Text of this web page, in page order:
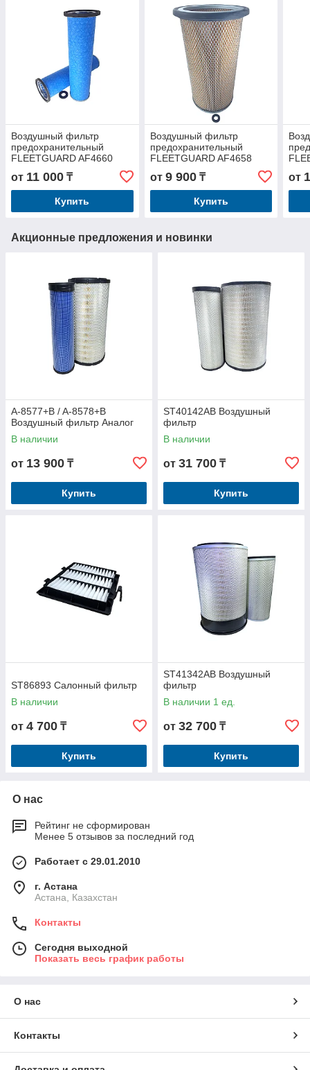
Воздушный фильтр
предохранительный
FLEETGUARD AF4660
от 11 000 ₸
Купить
Воздушный фильтр
предохранительный
FLEETGUARD AF4658
от 9 900₸
Купить
от
Акционные предложения и новинки
A-8577+B / A-8578+B
Воздушный фильтр Аналог
В наличии
от 13 900 ₸
Купить
ST40142AB Воздушный
фильтр
В наличии
от 31 700 ₸
Купить
ST86893 Салонный фильтр
В наличии
от 4 700 ₸
Купить
ST41342AB Воздушный
фильтр
В наличии 1 ед.
от 32 700 ₸
Купить
О нас
Рейтинг не сформирован
Менее 5 отзывов за последний год
Работает с 29.01.2010
г. Астана
Астана, Казахстан
Контакты
Сегодня выходной
Показать весь график работы
О нас
Контакты